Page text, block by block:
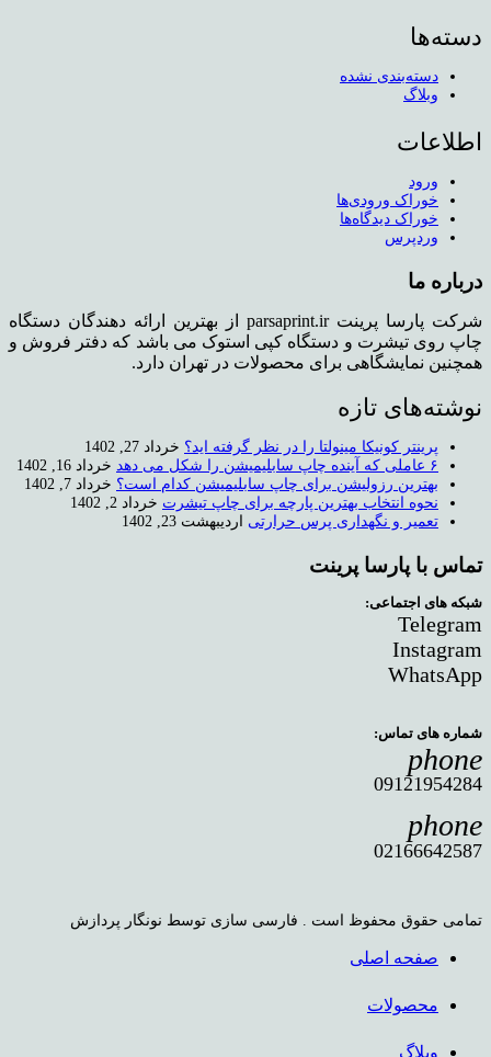
دسته‌ها
دسته‌بندی نشده
وبلاگ
اطلاعات
ورود
خوراک ورودی‌ها
خوراک دیدگاه‌ها
وردپرس
درباره ما
شرکت پارسا پرینت parsaprint.ir از بهترین ارائه دهندگان دستگاه
چاپ روی تیشرت و دستگاه کپی استوک می باشد که دفتر فروش و
همچنین نمایشگاهی برای محصولات در تهران دارد.
نوشته‌های تازه
پرینتر کونیکا مینولتا را در نظر گرفته اید؟ خرداد 27, 1402
۶ عاملی که آینده چاپ سابلیمیشن را شکل می دهد
خرداد 16, 1402
بهترین رزولیشن برای چاپ سابلیمیشن کدام است؟ خرداد 7, 1402
نحوه انتخاب بهترین پارچه برای چاپ تیشرت خرداد 2, 1402
تعمیر و نگهداری پرس حرارتی اردیبهشت 23, 1402
تماس با پارسا پرینت
شبکه های اجتماعی:
Telegram
Instagram
WhatsApp
شماره های تماس:
phone
09121954284
phone
02166642587
تمامی حقوق محفوظ است . فارسی سازی توسط نونگار پردازش
صفحه اصلی
محصولات
وبلاگ